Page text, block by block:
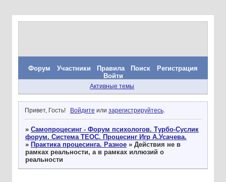
Форум Участники Правила Поиск
Регистрация
Войти
Активные темы
Привет, Гость! Войдите или зарегистрируйтесь.
» Самопроцесинг - Форум психологов. Турбо-Суслик
форум. Система ТЕОС. Процесинг Игр А.Усачева.
» Практика процесинга. Разное » Действия не в
рамках реальности, а в рамках иллюзий о
реальности